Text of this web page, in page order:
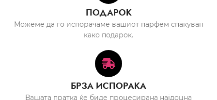
ПОДАРОК
Можеме да го испорачаме вашиот парфем спакуван
како подарок.
БРЗА ИСПОРАКА
Вашата пратка ќе биде процесирана најдоцна